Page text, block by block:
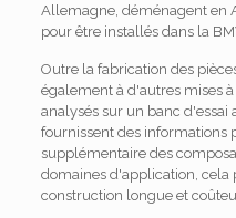
Allemagne, déménagent en
pour être installés dans la
Outre la fabrication des
également à d'autres mises
analysés sur un banc d'essai
fournissent des informations
supplémentaire des
domaines d'application, cela
construction longue et